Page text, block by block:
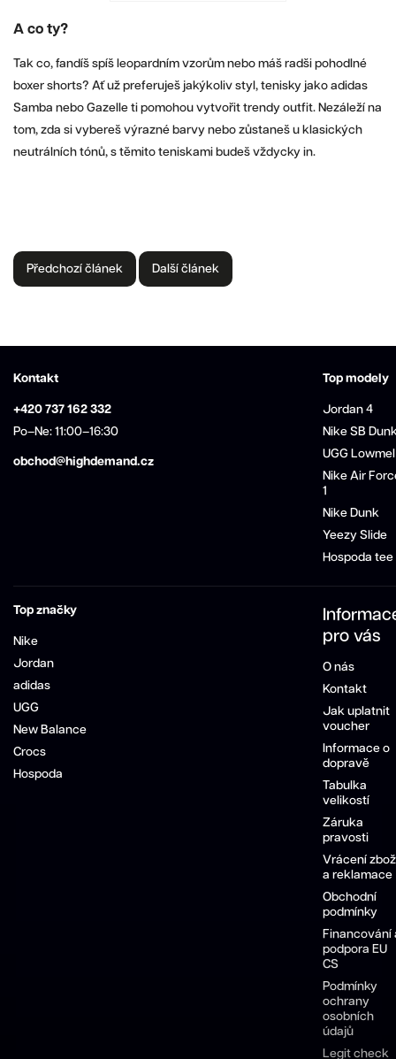
A co ty?
Tak co, fandíš spíš leopardním vzorům nebo máš radši pohodlné
boxer shorts? Ať už preferuješ jakýkoliv styl, tenisky jako adidas
Samba nebo Gazelle ti pomohou vytvořit trendy outfit. Nezáleží na
tom, zda si vybereš výrazné barvy nebo zůstaneš u klasických
neutrálních tónů, s těmito teniskami budeš vždycky in.
Předchozí článek Další článek
Kontakt
+420 737 162 332
Po–Ne: 11:00–16:30
obchod@highdemand.cz
Top modely
Jordan 4
Nike SB
UGG Lowmel
Nike Air
1
Nike Dunk
Yeezy Slide
Hospoda tee
Top značky
Nike
Jordan
adidas
UGG
New Balance
Crocs
Hospoda
pro vás
O nás
Kontakt
Jak uplatnit
voucher
Informace o
dopravě
Tabulka
velikostí
Záruka
pravosti
Vrácení
a reklamace
Obchodní
podmínky
Financování
podpora EU
CS
Podmínky
ochrany
osobních
údajů
Legit check